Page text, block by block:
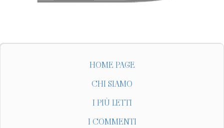
HOME PAGE
CHI SIAMO
I PIÙ LETTI
I COMMENTI